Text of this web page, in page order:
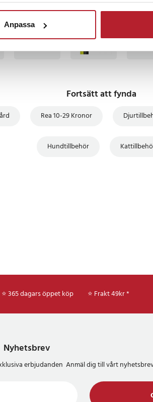
Anpassa
Fortsätt att fynda
Rea 10-29 Kronor
Hundtillbehör
⭐ 365 dagars öppet köp ⭐ Frakt 49kr *
Nyhetsbrev
erbjudanden Anmäl dig till vårt